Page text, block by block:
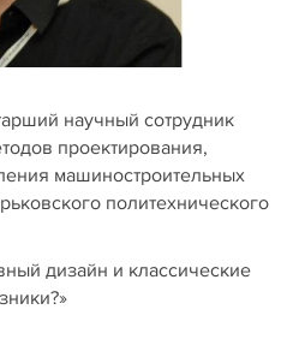
научный сотрудник
проектирования,
машиностроительных
политехнического
дизайн и классические